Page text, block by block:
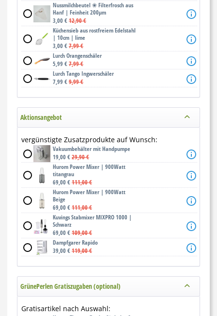
Nussmilchbeutel ❀ Filterfrosch aus
Hanf | Feinheit 200μm
3,00 €12,90 €
Küchensieb aus rostfreiem Edelstahl
| 10cm | lime
3,00 €7,99 €
Lurch Orangenschäler
5,99 €7,99 €
Lurch Tango Ingwerschäler
7,99 €9,99 €
Aktionsangebot
vergünstigte Zusatzprodukte auf Wunsch:
Vakuumbehälter mit Handpumpe
19,00 €29,90 €
Hurom Power Mixer | 900Watt
titangrau
69,00 €111,00 €
Hurom Power Mixer | 900Watt
Beige
69,00 €111,00 €
Kuvings Stabmixer MIXPRO 1000 |
Schwarz
69,00 €109,00 €
Dampfgarer Rapido
39,00 €119,00 €
GrünePerlen Gratiszugaben (optional)
Gratisartikel nach Auswahl: